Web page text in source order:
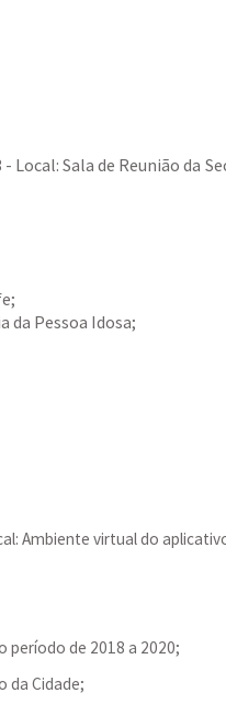
Local: Sala de Reunião da
;
da Pessoa Idosa;
Ambiente virtual do
período de 2018 a 2020;
da Cidade;